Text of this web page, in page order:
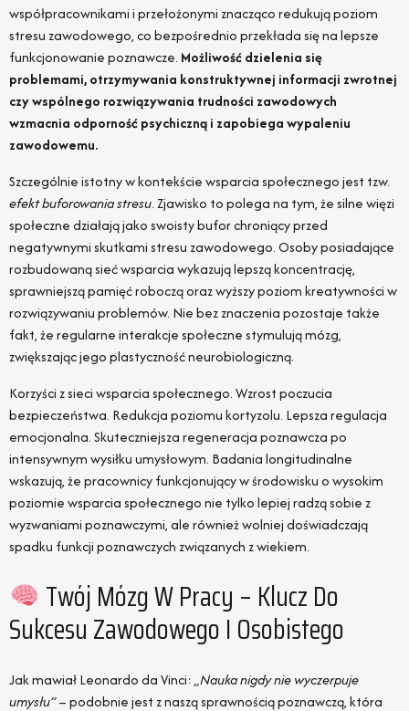
współpracownikami i przełożonymi znacząco redukują poziom
stresu zawodowego, co bezpośrednio przekłada się na lepsze
funkcjonowanie poznawcze. Możliwość dzielenia się
problemami, otrzymywania konstruktywnej informacji zwrotnej
czy wspólnego rozwiązywania trudności zawodowych
wzmacnia odporność psychiczną i zapobiega wypaleniu
zawodowemu.
Szczególnie istotny w kontekście wsparcia społecznego jest tzw.
efekt buforowania stresu. Zjawisko to polega na tym, że silne więzi
społeczne działają jako swoisty bufor chroniący przed
negatywnymi skutkami stresu zawodowego. Osoby posiadające
rozbudowaną sieć wsparcia wykazują lepszą koncentrację,
sprawniejszą pamięć roboczą oraz wyższy poziom kreatywności w
rozwiązywaniu problemów. Nie bez znaczenia pozostaje także
fakt, że regularne interakcje społeczne stymulują mózg,
zwiększając jego plastyczność neurobiologiczną.
Korzyści z sieci wsparcia społecznego. Wzrost poczucia
bezpieczeństwa. Redukcja poziomu kortyzolu. Lepsza regulacja
emocjonalna. Skuteczniejsza regeneracja poznawcza po
intensywnym wysiłku umysłowym. Badania longitudinalne
wskazują, że pracownicy funkcjonujący w środowisku o wysokim
poziomie wsparcia społecznego nie tylko lepiej radzą sobie z
wyzwaniami poznawczymi, ale również wolniej doświadczają
spadku funkcji poznawczych związanych z wiekiem.
Twój Mózg W Pracy – Klucz Do
Sukcesu Zawodowego I Osobistego
Jak mawiał Leonardo da Vinci: „Nauka nigdy nie wyczerpuje
umysłu”– podobnie jest z naszą sprawnością poznawczą, która